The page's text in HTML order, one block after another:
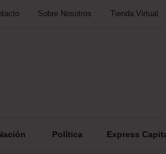
Sobre Nosotros Tienda Virtual
Política Express